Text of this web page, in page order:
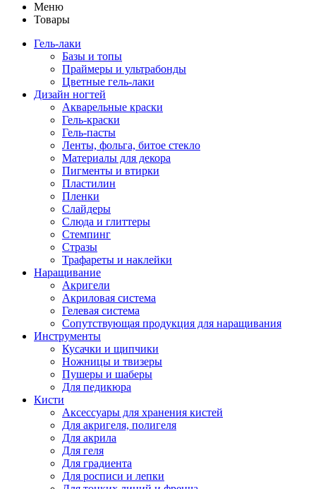
Меню
Товары
Гель-лаки
Базы и топы
Праймеры и ультрабонды
Цветные гель-лаки
Дизайн ногтей
Акварельные краски
Гель-краски
Гель-пасты
Ленты, фольга, битое стекло
Материалы для декора
Пигменты и втирки
Пластилин
Пленки
Слайдеры
Слюда и глиттеры
Стемпинг
Стразы
Трафареты и наклейки
Наращивание
Акригели
Акриловая система
Гелевая система
Сопутствующая продукция для наращивания
Инструменты
Кусачки и щипчики
Ножницы и твизеры
Пушеры и шаберы
Для педикюра
Кисти
Аксессуары для хранения кистей
Для акригеля, полигеля
Для акрила
Для геля
Для градиента
Для росписи и лепки